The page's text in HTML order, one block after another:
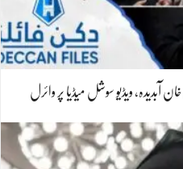
ویڈیو سوشل میڈیا پر وائرل